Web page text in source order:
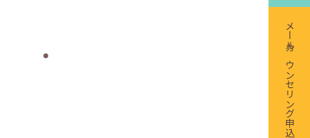
メールカウンセリング申込